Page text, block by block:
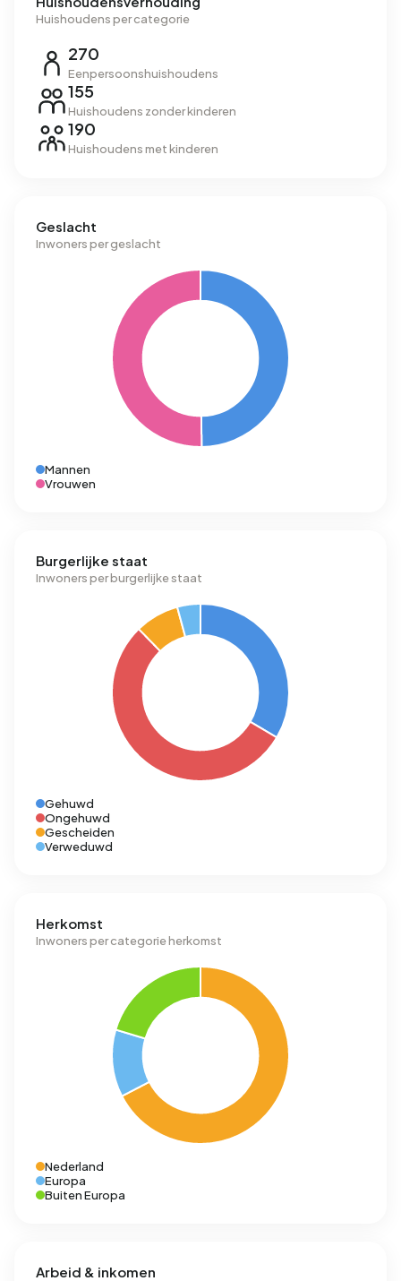
Huishoudens per categorie
270
Eenpersoonshuishoudens
155
Huishoudens zonder kinderen
190
Huishoudens met kinderen
Geslacht
Inwoners per geslacht
Mannen
Vrouwen
Burgerlijke staat
Inwoners per burgerlijke staat
Gehuwd
Ongehuwd
Gescheiden
Verweduwd
Herkomst
Inwoners per categorie herkomst
Nederland
Europa
Buiten Europa
Arbeid & inkomen